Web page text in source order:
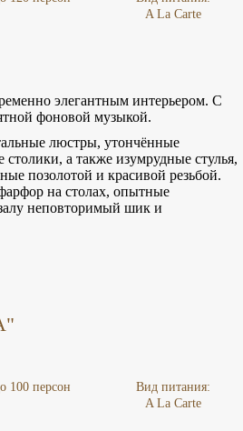
A La Carte
элегантным интерьером. С
фоновой музыкой.
люстры, утончённые
а также изумрудные стулья,
позолотой и красивой резьбой.
на столах, опытные
неповторимый шик и
100 персон
Вид питания:
A La Carte